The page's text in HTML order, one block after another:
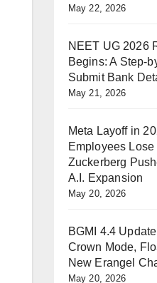
May 22, 2026
NEET UG 2026
Begins: A Step-
Submit Bank
May 21, 2026
Meta Layoff in
Employees
Zuckerberg
A.I. Expansion
May 20, 2026
BGMI 4.4
Crown Mode,
New Erangel
May 20, 2026